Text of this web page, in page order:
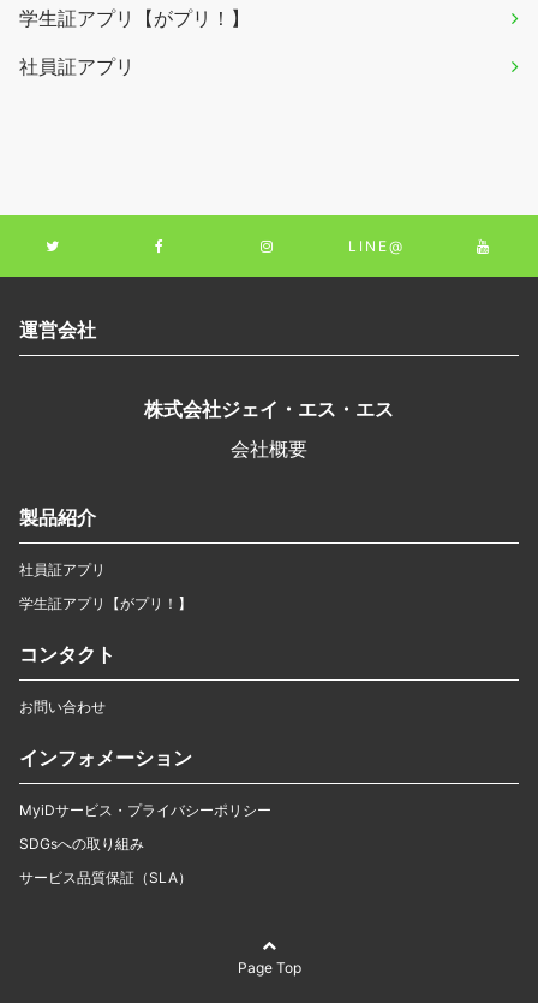
学生証アプリ【がプリ！】
社員証アプリ
LINE@
運営会社
株式会社ジェイ・エス・エス
会社概要
製品紹介
社員証アプリ
学生証アプリ【がプリ！】
コンタクト
お問い合わせ
インフォメーション
MyiDサービス・プライバシーポリシー
SDGsへの取り組み
サービス品質保証（SLA）
Page Top